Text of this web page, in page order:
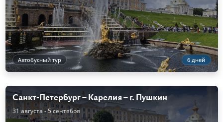
Автобусный тур 6 дней
Санкт-Петербург – Карелия – г. Пушкин
31 августа - 5 сентября